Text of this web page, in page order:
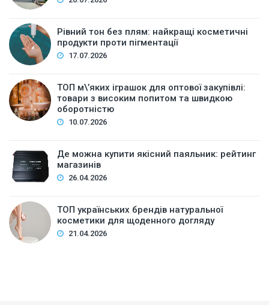
Рівний тон без плям: найкращі косметичні
продукти проти пігментації
17.07.2026
ТОП м\’яких іграшок для оптової закупівлі:
товари з високим попитом та швидкою
оборотністю
10.07.2026
Де можна купити якісний паяльник: рейтинг
магазинів
26.04.2026
ТОП українських брендів натуральної
косметики для щоденного догляду
21.04.2026